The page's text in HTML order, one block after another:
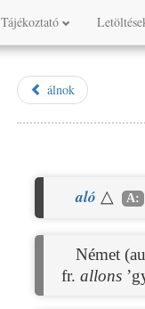
Tájékoztató
álnok
aló △ A:
Német
fr. allons